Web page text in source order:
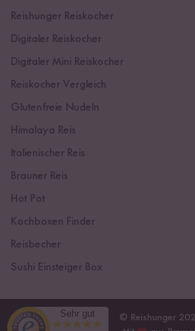
Reishunger Reiskocher
Digitaler Reiskocher
Digitaler Mini Reiskocher
Reiskocher Vergleich
Glutenfreie Nudeln
Himalaya Reis
Italienischer Reis
Brauner Reis
Hot Pot
Kochboxen Finder
Reisbecher
Sushi Einsteiger Box
© Reishunger
Sehr gut